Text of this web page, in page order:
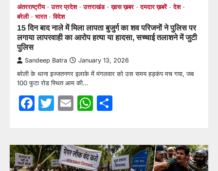
अंतरराष्ट्रीय उत्तर प्रदेश उत्तराखंड ख़ास ख़बर दमदार ख़बरें
देश
बरेली
भारत विदेश
15 दिन बाद नाले में मिला लापता बुजुर्ग का शव परिजनों ने पुलिस पर
लगाया लापरवाही का आरोप हत्या या हादसा, सच्चाई तलाशने में जुटी
पुलिस
Sandeep Batra January 13, 2026
बरेली के थाना इज्जतनगर इलाके में मंगलवार को उस समय हड़कंप मच गया, जब
100 फुटा रोड स्थित आम की…
Facebook
Twitter
EmailWhatsApp